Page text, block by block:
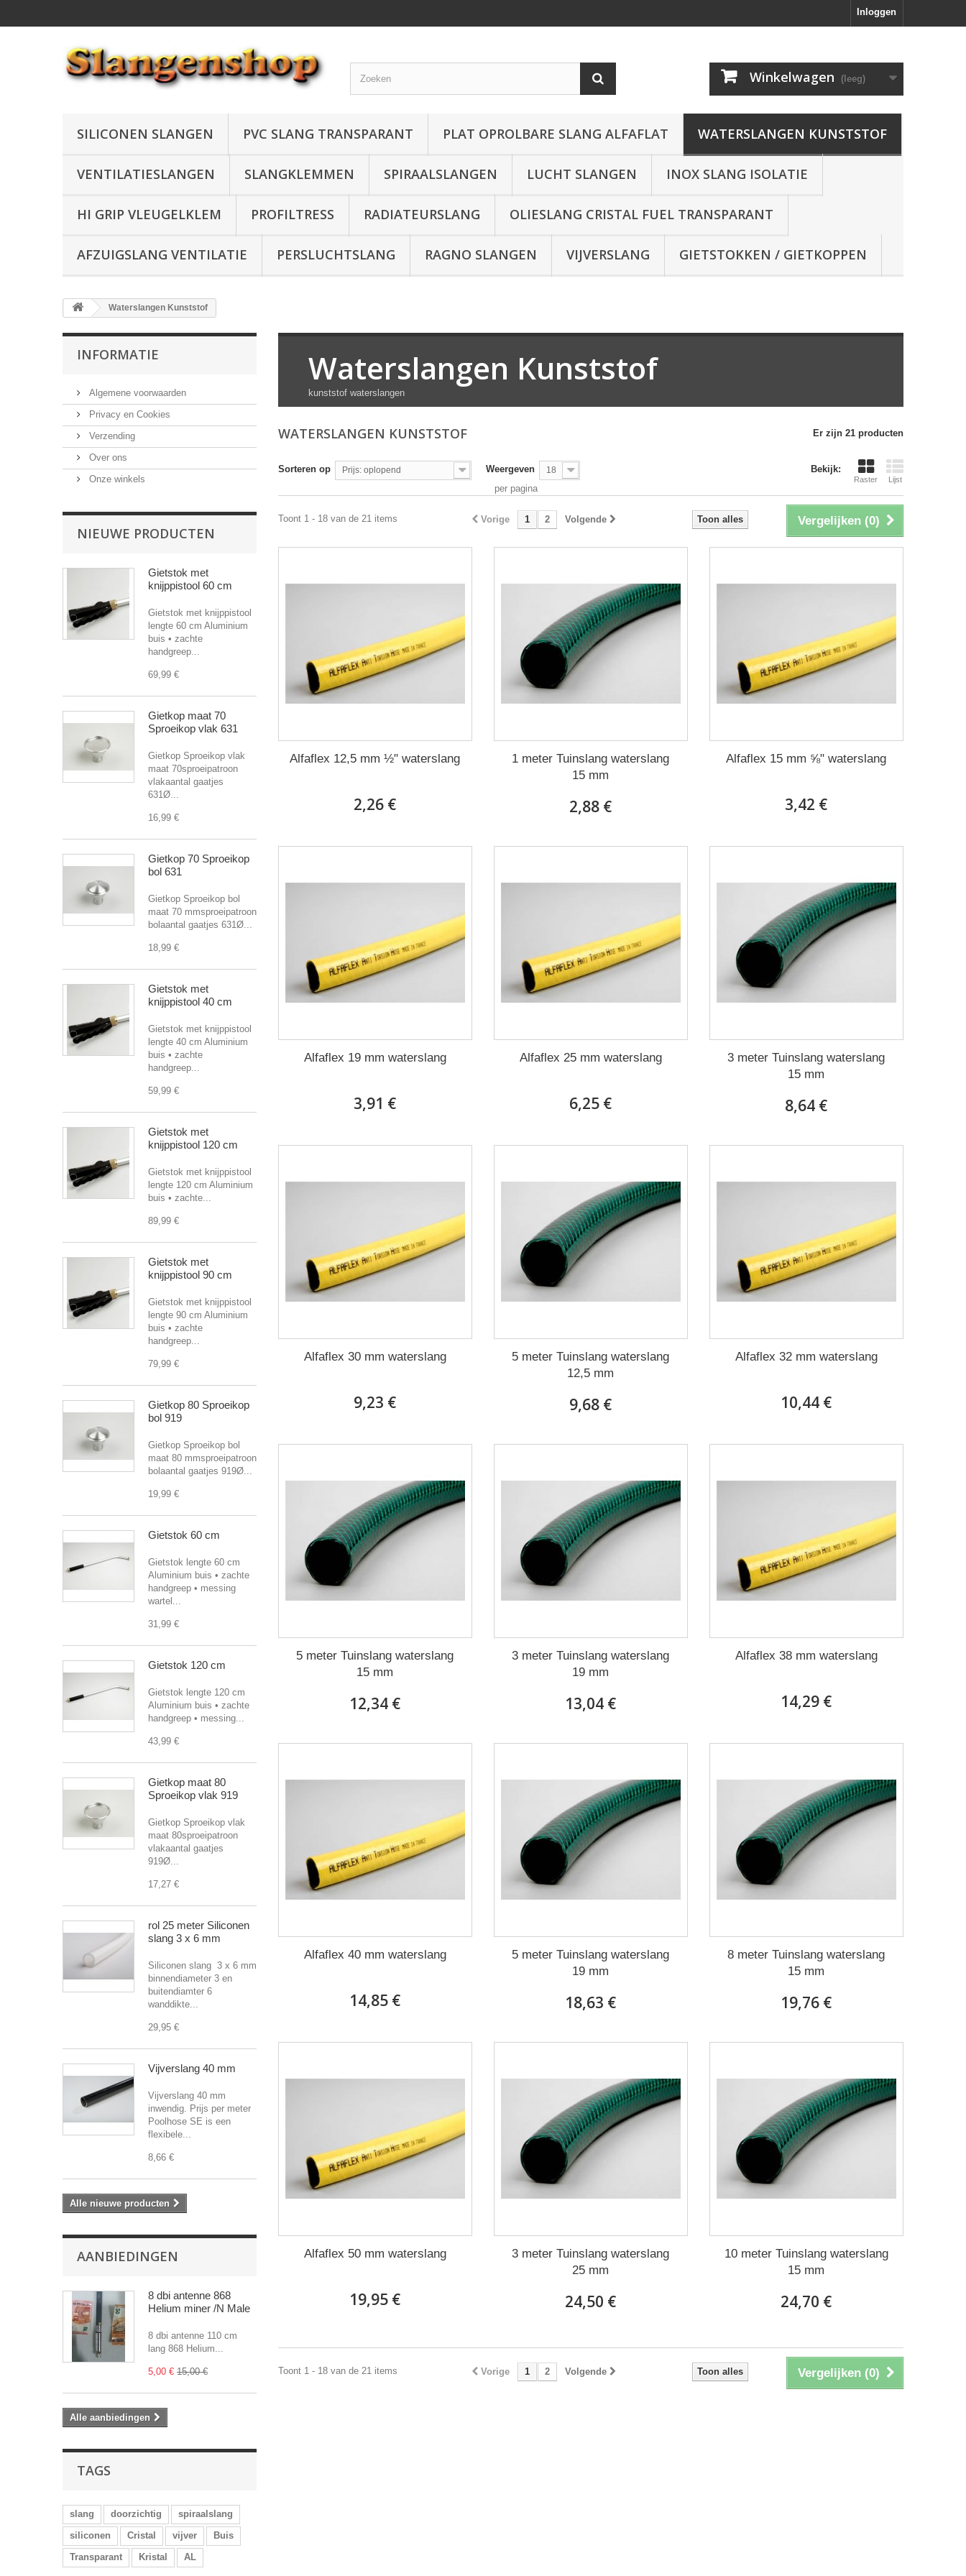
Inloggen
Winkelwagen (leeg)
SILICONEN SLANGEN PVC SLANG TRANSPARANT PLAT OPROLBARE SLANG ALFAFLAT WATERSLANGEN KUNSTSTOF
VENTILATIESLANGEN SLANGKLEMMEN SPIRAALSLANGEN LUCHT SLANGEN INOX SLANG ISOLATIE
HI GRIP VLEUGELKLEM PROFILTRESS RADIATEURSLANG OLIESLANG CRISTAL FUEL TRANSPARANT
AFZUIGSLANG VENTILATIE PERSLUCHTSLANG RAGNO SLANGEN VIJVERSLANG GIETSTOKKEN / GIETKOPPEN
Waterslangen Kunststof
INFORMATIE
Algemene voorwaarden
Privacy en Cookies
Verzending
Over ons
Onze winkels
NIEUWE PRODUCTEN
Gietstok met
knijppistool 60 cm
Gietstok met knijppistool
lengte 60 cm Aluminium
buis • zachte
handgreep...
69,99 €
Gietkop maat 70
Sproeikop vlak 631
Gietkop Sproeikop vlak
maat 70sproeipatroon
vlakaantal gaatjes
631Ø...
16,99 €
Gietkop 70 Sproeikop
bol 631
Gietkop Sproeikop bol
maat 70 mmsproeipatroon
bolaantal gaatjes 631Ø...
18,99 €
Gietstok met
knijppistool 40 cm
Gietstok met knijppistool
lengte 40 cm Aluminium
buis • zachte
handgreep...
59,99 €
Gietstok met
knijppistool 120 cm
Gietstok met knijppistool
lengte 120 cm Aluminium
buis • zachte...
89,99 €
Gietstok met
knijppistool 90 cm
Gietstok met knijppistool
lengte 90 cm Aluminium
buis • zachte
handgreep...
79,99 €
Gietkop 80 Sproeikop
bol 919
Gietkop Sproeikop bol
maat 80 mmsproeipatroon
bolaantal gaatjes 919Ø...
19,99 €
Gietstok 60 cm
Gietstok lengte 60 cm
Aluminium buis • zachte
handgreep • messing
wartel...
31,99 €
Gietstok 120 cm
Gietstok lengte 120 cm
Aluminium buis • zachte
handgreep • messing...
43,99 €
Gietkop maat 80
Sproeikop vlak 919
Gietkop Sproeikop vlak
maat 80sproeipatroon
vlakaantal gaatjes
919Ø...
17,27 €
rol 25 meter Siliconen
slang 3 x 6 mm
Siliconen slang 3 x 6 mm
binnendiameter 3 en
buitendiamter 6
wanddikte...
29,95 €
Vijverslang 40 mm
Vijverslang 40 mm
inwendig. Prijs per meter
Poolhose SE is een
flexibele...
8,66 €
Alle nieuwe producten
AANBIEDINGEN
8 dbi antenne 868
Helium miner /N Male
8 dbi antenne 110 cm
lang 868 Helium...
5,00 € 15,00 €
Alle aanbiedingen
TAGS
slang doorzichtig
spiraalslang
siliconen
Cristal vijver
Buis
Transparant
Kristal AL
Waterslangen Kunststof
kunststof waterslangen
WATERSLANGEN KUNSTSTOF Er zijn 21 producten
Bekijk:
Raster Lijst
Sorteren op Prijs: oplopend Weergeven 18
per pagina
Vergelijken (0)
Toon alles
Vorige 1 2 Volgende
Toont 1 - 18 van de 21 items
Alfaflex 12,5 mm ½" waterslang
2,26 €
1 meter Tuinslang waterslang
15 mm
2,88 €
Alfaflex 15 mm ⅝" waterslang
3,42 €
Alfaflex 19 mm waterslang
3,91 €
Alfaflex 25 mm waterslang
6,25 €
3 meter Tuinslang waterslang
15 mm
8,64 €
Alfaflex 30 mm waterslang
9,23 €
5 meter Tuinslang waterslang
12,5 mm
9,68 €
Alfaflex 32 mm waterslang
10,44 €
5 meter Tuinslang waterslang
15 mm
12,34 €
3 meter Tuinslang waterslang
19 mm
13,04 €
Alfaflex 38 mm waterslang
14,29 €
Alfaflex 40 mm waterslang
14,85 €
5 meter Tuinslang waterslang
19 mm
18,63 €
8 meter Tuinslang waterslang
15 mm
19,76 €
Alfaflex 50 mm waterslang
19,95 €
3 meter Tuinslang waterslang
25 mm
24,50 €
10 meter Tuinslang waterslang
15 mm
24,70 €
Vergelijken (0)
Toon alles
Vorige 1 2 Volgende
Toont 1 - 18 van de 21 items